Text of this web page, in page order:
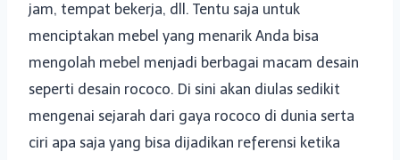
jam, tempat bekerja, dll. Tentu saja untuk
menciptakan mebel yang menarik Anda bisa
mengolah mebel menjadi berbagai macam desain
seperti desain rococo. Di sini akan diulas sedikit
mengenai sejarah dari gaya rococo di dunia serta
ciri apa saja yang bisa dijadikan referensi ketika